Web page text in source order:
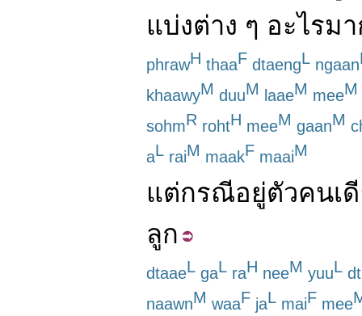
แบ่งต่าง ๆ อะไรม
phrawH thaaF dtaengL ngaan
khaawyM duuM laaeM meeM
sohmR rohtH meeM gaanM
aL raiM maakF maaiM
แต่กรณีอยู่ตัวคนเ
ลูก
dtaaeL gaL raH neeM yuuL
naawnM waaF jaL maiF mee